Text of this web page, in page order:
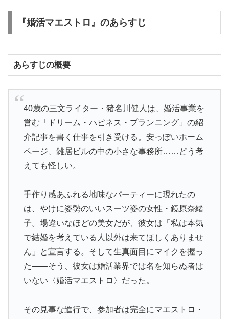
『婚活マエストロ』のあらすじ
あらすじの概要
40歳の三文ライター・猪名川健人は、婚活事業を
営む「ドリーム・ハピネス・プランニング」の紹
介記事を書く仕事を引き受ける。安っぽいホーム
ページ、雑居ビルの中の小さな事務所……どう考
えても怪しい。
手作り感あふれる地味なパーティーに現れたの
は、やけに姿勢のいいスーツ姿の女性・鏡原奈緒
子。場違いなほどの美女だが、彼女は「私は本気
で結婚を考えている人以外は来てほしくありませ
ん」と宣言する。そして生真面目にマイクを握っ
た――そう、彼女は婚活業界では名を知らぬ者は
いない〈婚活マエストロ〉だった。
その見事な進行で、参加者は完全にマエストロ・